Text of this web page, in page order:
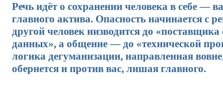
Речь идёт о сохранении человека в себе —
главного актива. Опасность начинается с
другой человек низводится до
данных», а общение — до «технической
логика дегуманизации, направленная
обернется и против вас, лишая главного.